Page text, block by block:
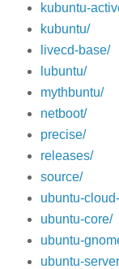
kubuntu-
kubuntu/
livecd-base/
lubuntu/
mythbuntu/
netboot/
precise/
releases/
source/
ubuntu-
ubuntu-core/
ubuntu-
ubuntu-